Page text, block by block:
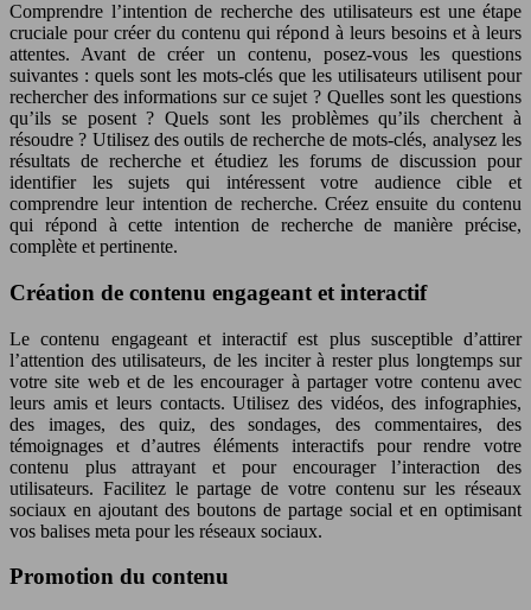
Comprendre l’intention de recherche des utilisateurs est une étape
cruciale pour créer du contenu qui répond à leurs besoins et à leurs
attentes. Avant de créer un contenu, posez-vous les questions
suivantes : quels sont les mots-clés que les utilisateurs utilisent pour
rechercher des informations sur ce sujet ? Quelles sont les questions
qu’ils se posent ? Quels sont les problèmes qu’ils cherchent à
résoudre ? Utilisez des outils de recherche de mots-clés, analysez les
résultats de recherche et étudiez les forums de discussion pour
identifier les sujets qui intéressent votre audience cible et
comprendre leur intention de recherche. Créez ensuite du contenu
qui répond à cette intention de recherche de manière précise,
complète et pertinente.
Création de contenu engageant et interactif
Le contenu engageant et interactif est plus susceptible d’attirer
l’attention des utilisateurs, de les inciter à rester plus longtemps sur
votre site web et de les encourager à partager votre contenu avec
leurs amis et leurs contacts. Utilisez des vidéos, des infographies,
des images, des quiz, des sondages, des commentaires, des
témoignages et d’autres éléments interactifs pour rendre votre
contenu plus attrayant et pour encourager l’interaction des
utilisateurs. Facilitez le partage de votre contenu sur les réseaux
sociaux en ajoutant des boutons de partage social et en optimisant
vos balises meta pour les réseaux sociaux.
Promotion du contenu